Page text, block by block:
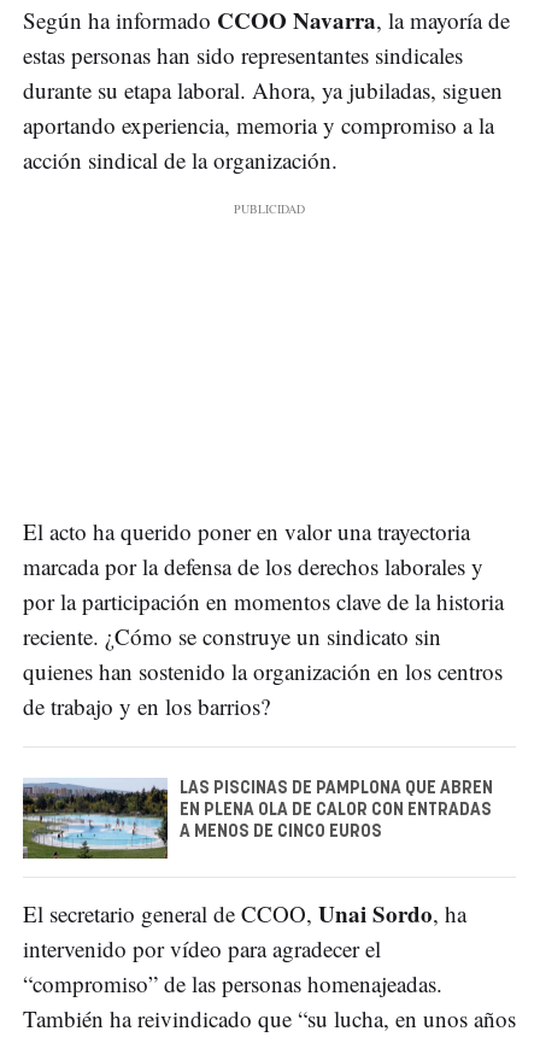
Según ha informado CCOO Navarra, la mayoría de
estas personas han sido representantes sindicales
durante su etapa laboral. Ahora, ya jubiladas, siguen
aportando experiencia, memoria y compromiso a la
acción sindical de la organización.
El acto ha querido poner en valor una trayectoria
marcada por la defensa de los derechos laborales y
por la participación en momentos clave de la historia
reciente. ¿Cómo se construye un sindicato sin
quienes han sostenido la organización en los centros
de trabajo y en los barrios?
LAS PISCINAS DE PAMPLONA QUE ABREN
EN PLENA OLA DE CALOR CON ENTRADAS
A MENOS DE CINCO EUROS
El secretario general de CCOO, Unai Sordo, ha
intervenido por vídeo para agradecer el
“compromiso” de las personas homenajeadas.
También ha reivindicado que “su lucha, en unos años